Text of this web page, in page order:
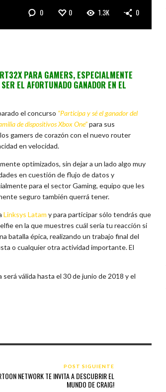
0 0 1.3K 0
PARA GAMERS, ESPECIALMENTE
EL AFORTUNADO GANADOR EN EL
el concurso “Participa y sé el ganador del
de dispositivos Xbox One”para sus
gamers de corazón con el nuevo router
en velocidad.
optimizados, sin dejar a un lado algo muy
en cuestión de flujo de datos y
para el sector Gaming, equipo que les
seguro también querrá tener.
Linksys Latam y para participar sólo tendrás que
en la que muestres cuál sería tu reacción si
batalla épica, realizando un trabajo final del
o cualquier otra actividad importante. El
válida hasta el 30 de junio de 2018 y el
POST SIGUIENTE
NETWORK TE INVITA A DESCUBRIR EL
MUNDO DE CRAIG!